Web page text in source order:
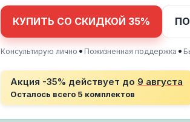
КУПИТЬ СО СКИДКОЙ 35%
Консультирую лично • Пожизненная поддержка •
Акция -35% действует до 9 августа
Осталось всего 5 комплектов